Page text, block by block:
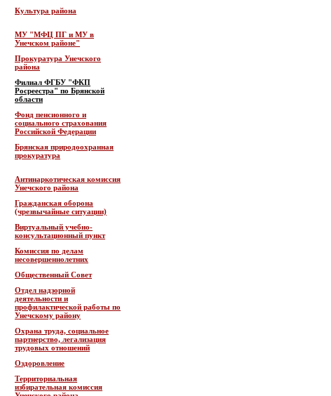
Культура района
МУ "МФЦ ПГ и МУ в
Унечском районе"
Прокуратура Унечского
района
Филиал ФГБУ "ФКП
Росреестра" по Брянской
области
Фонд пенсионного и
социального страхования
Российской Федерации
Брянская природоохранная
прокуратура
Антинаркотическая комиссия
Унечского района
Гражданская оборона
(чрезвычайные ситуации)
Виртуальный учебно-
консультационный пункт
Комиссия по делам
несовершеннолетних
Общественный Совет
Отдел надзорной
деятельности и
профилактической работы по
Унечскому району
Охрана труда, социальное
партнерство, легализация
трудовых отношений
Оздоровление
Территориальная
избирательная комиссия